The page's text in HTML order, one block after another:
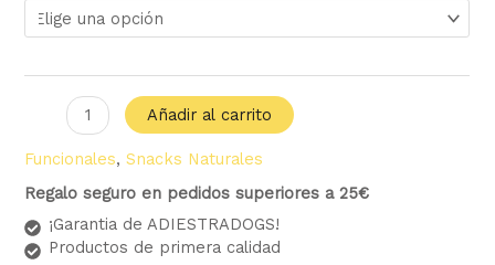
Añadir al carrito
Funcionales,Snacks Naturales
Regalo seguro en pedidos superiores a 25€
¡Garantia de ADIESTRADOGS!
Productos de primera calidad